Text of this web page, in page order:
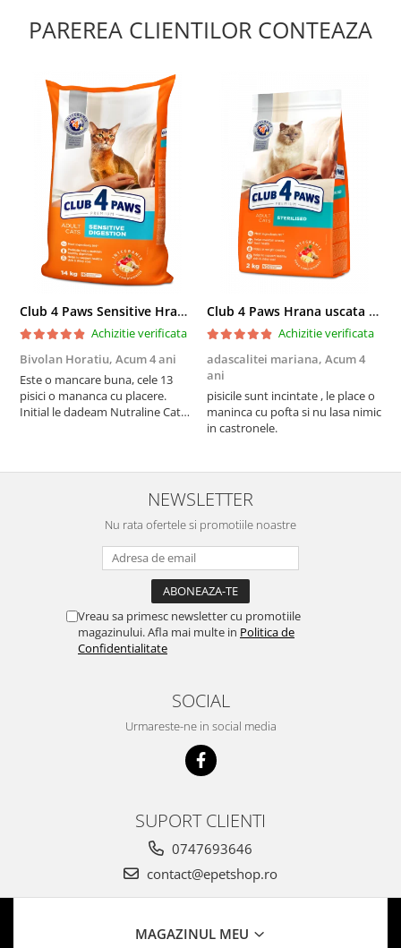
PAREREA CLIENTILOR CONTEAZA
Club 4 Paws Sensitive Hrana uscata pisici adulte, 14kg
Achizitie verificata
Bivolan Horatiu, Acum 4 ani
Este o mancare buna, cele 13
pisici o mananca cu placere.
Initial le dadeam Nutraline Cat
nu o mananca cu placere. Eu
sunt multumit si voi continua cu
Club 4 Paws Hrana uscata pisici sterilizate, 2kg
Achizitie verificata
adascalitei mariana, Acum 4
ani
pisicile sunt incintate , le place o
maninca cu pofta si nu lasa nimic
in castronele.
NEWSLETTER
Nu rata ofertele si promotiile noastre
Vreau sa primesc newsletter cu promotiile
magazinului. Afla mai multe in Politica de
Confidentialitate
SOCIAL
Urmareste-ne in social media
SUPORT CLIENTI
0747693646
contact@epetshop.ro
MAGAZINUL MEU